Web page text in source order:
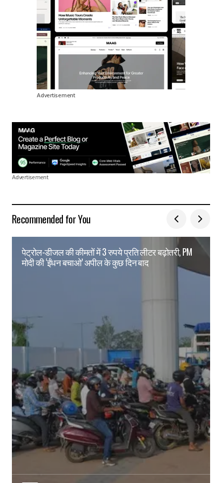
Advertisement
Advertisement
Recommended for You
पेट्रोल-डीजल की कीमतों में 3 रुपये प्रति लीटर बढ़ोतरी, PM
मोदी की ‘ईंधन बचाओ’ अपील के कुछ दिन बाद